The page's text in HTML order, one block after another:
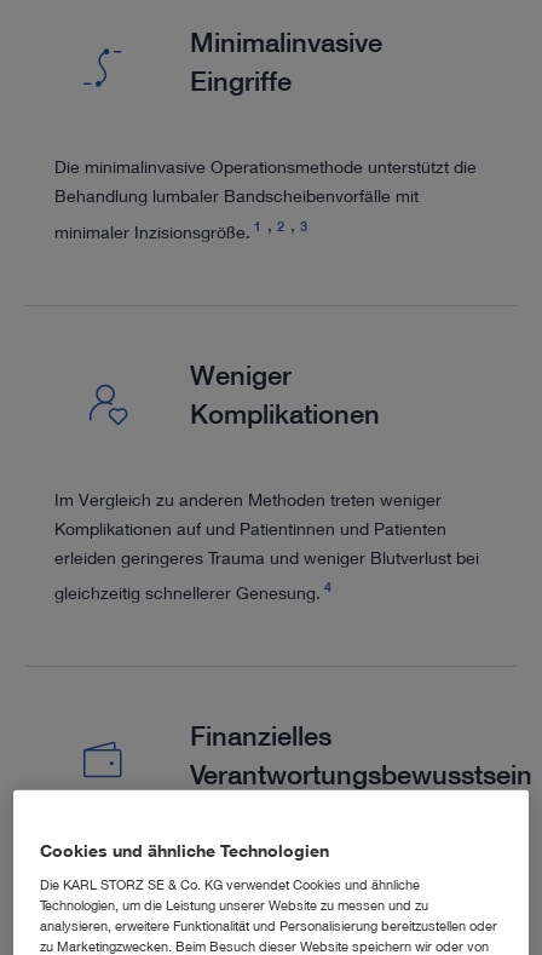
Minimalinvasive
Eingriffe
Die minimalinvasive Operationsmethode unterstützt die
Behandlung lumbaler Bandscheibenvorfälle mit
minimaler Inzisionsgröße. 1 2 3
Weniger
Komplikationen
Im Vergleich zu anderen Methoden treten weniger
Komplikationen auf und Patientinnen und Patienten
erleiden geringeres Trauma und weniger Blutverlust bei
gleichzeitig schnellerer Genesung. 4
Finanzielles
Verantwortungsbewusstsein
Profitieren Sie von geringeren Operationszeiten und
kürzeren Krankenhausaufenthalten (PELD) im Vergleich
zur offenen Mikrodiskektomie. 5 6
Cookies und ähnliche Technologien
Die KARL STORZ SE & Co. KG verwendet Cookies und ähnliche
Technologien, um die Leistung unserer Website zu messen und zu
analysieren, erweitere Funktionalität und Personalisierung bereitzustellen oder
zu Marketingzwecken. Beim Besuch dieser Website speichern wir oder von